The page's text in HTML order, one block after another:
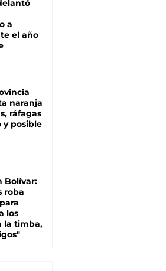
a
el año
naranja
ráfagas
y posible
Bolívar:
roba
los
la timba,